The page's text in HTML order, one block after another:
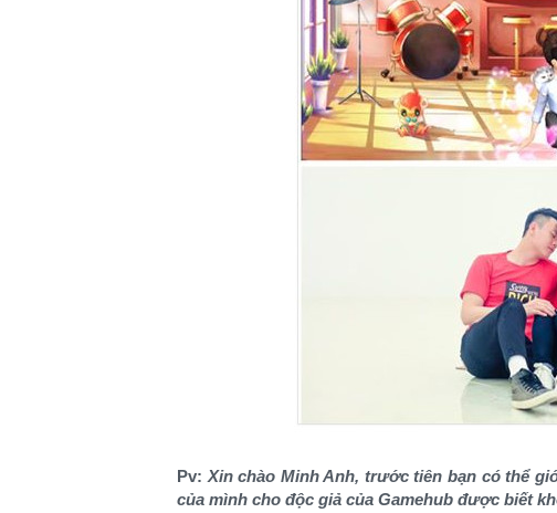
Pv: Xin chào Minh Anh, trước tiên bạn có thể
của mình cho độc giả của Gamehub được biết